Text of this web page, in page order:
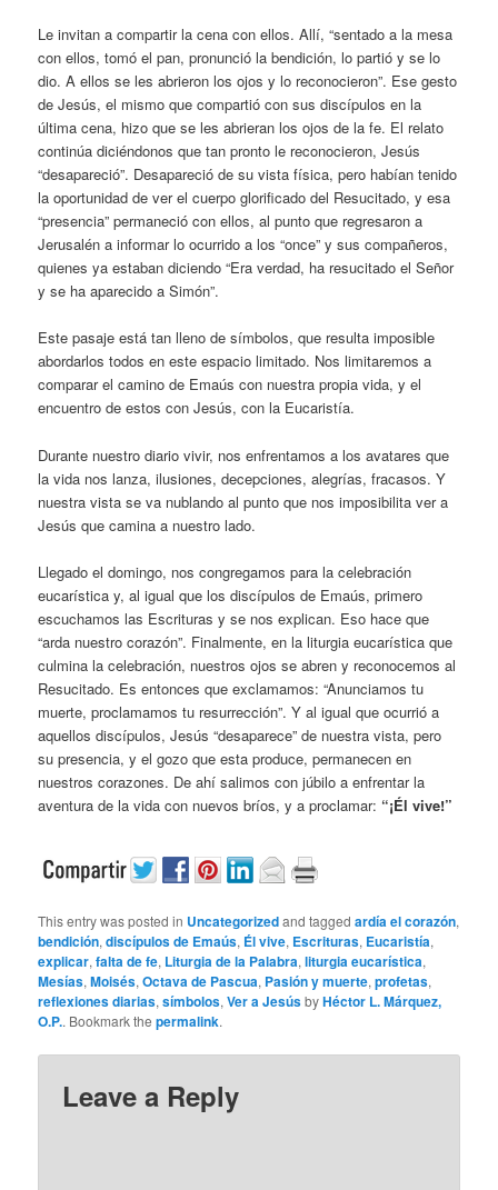
Le invitan a compartir la cena con ellos. Allí, “sentado a la mesa
con ellos, tomó el pan, pronunció la bendición, lo partió y se lo
dio. A ellos se les abrieron los ojos y lo reconocieron”. Ese gesto
de Jesús, el mismo que compartió con sus discípulos en la
última cena, hizo que se les abrieran los ojos de la fe. El relato
continúa diciéndonos que tan pronto le reconocieron, Jesús
“desapareció”. Desapareció de su vista física, pero habían tenido
la oportunidad de ver el cuerpo glorificado del Resucitado, y esa
“presencia” permaneció con ellos, al punto que regresaron a
Jerusalén a informar lo ocurrido a los “once” y sus compañeros,
quienes ya estaban diciendo “Era verdad, ha resucitado el Señor
y se ha aparecido a Simón”.
Este pasaje está tan lleno de símbolos, que resulta imposible
abordarlos todos en este espacio limitado. Nos limitaremos a
comparar el camino de Emaús con nuestra propia vida, y el
encuentro de estos con Jesús, con la Eucaristía.
Durante nuestro diario vivir, nos enfrentamos a los avatares que
la vida nos lanza, ilusiones, decepciones, alegrías, fracasos. Y
nuestra vista se va nublando al punto que nos imposibilita ver a
Jesús que camina a nuestro lado.
Llegado el domingo, nos congregamos para la celebración
eucarística y, al igual que los discípulos de Emaús, primero
escuchamos las Escrituras y se nos explican. Eso hace que
“arda nuestro corazón”. Finalmente, en la liturgia eucarística que
culmina la celebración, nuestros ojos se abren y reconocemos al
Resucitado. Es entonces que exclamamos: “Anunciamos tu
muerte, proclamamos tu resurrección”. Y al igual que ocurrió a
aquellos discípulos, Jesús “desaparece” de nuestra vista, pero
su presencia, y el gozo que esta produce, permanecen en
nuestros corazones. De ahí salimos con júbilo a enfrentar la
aventura de la vida con nuevos bríos, y a proclamar: “¡Él vive!”
This entry was posted in Uncategorizedand taggedardía el corazón,
bendición,discípulos de Emaús, Él vive, Escrituras, Eucaristía,
explicar,falta de fe, Liturgia de la Palabra,liturgia eucarística,
Mesías,Moisés,Octava de Pascua, Pasión y muerte,profetas,
reflexiones diarias,símbolos,Ver a JesúsbyHéctor L. Márquez,
O.P.. Bookmark thepermalink.
Leave a Reply